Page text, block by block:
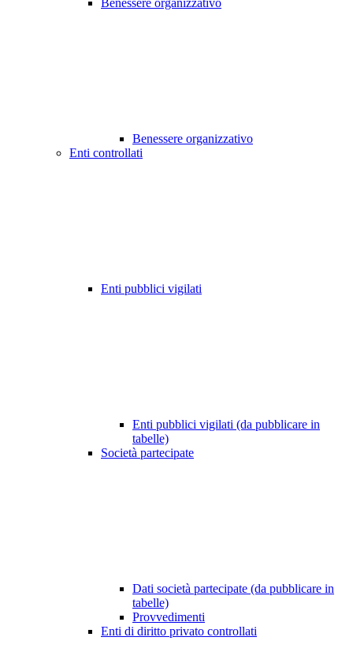
Benessere organizzativo
Benessere organizzativo
Enti controllati
Enti pubblici vigilati
Enti pubblici vigilati (da pubblicare in
tabelle)
Società partecipate
Dati società partecipate (da pubblicare in
tabelle)
Provvedimenti
Enti di diritto privato controllati